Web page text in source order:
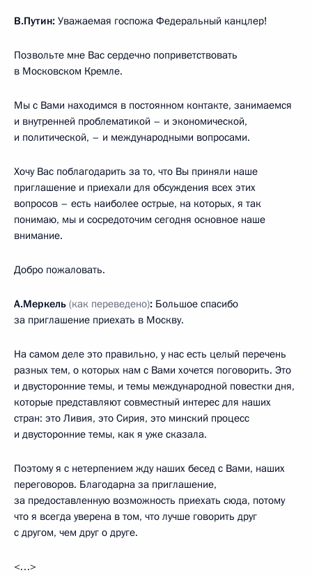
В.Путин: Уважаемая госпожа Федеральный канцлер!
Позвольте мне Вас сердечно поприветствовать
в Московском Кремле.
Мы с Вами находимся в постоянном контакте, занимаемся
и внутренней проблематикой – и экономической,
и политической, – и международными вопросами.
Хочу Вас поблагодарить за то, что Вы приняли наше
приглашение и приехали для обсуждения всех этих
вопросов – есть наиболее острые, на которых, я так
понимаю, мы и сосредоточим сегодня основное наше
внимание.
Добро пожаловать.
А.Меркель (как переведено): Большое спасибо
за приглашение приехать в Москву.
На самом деле это правильно, у нас есть целый перечень
разных тем, о которых нам с Вами хочется поговорить. Это
и двусторонние темы, и темы международной повестки дня,
которые представляют совместный интерес для наших
стран: это Ливия, это Сирия, это минский процесс
и двусторонние темы, как я уже сказала.
Поэтому я с нетерпением жду наших бесед с Вами, наших
переговоров. Благодарна за приглашение,
за предоставленную возможность приехать сюда, потому
что я всегда уверена в том, что лучше говорить друг
с другом, чем друг о друге.
<…>